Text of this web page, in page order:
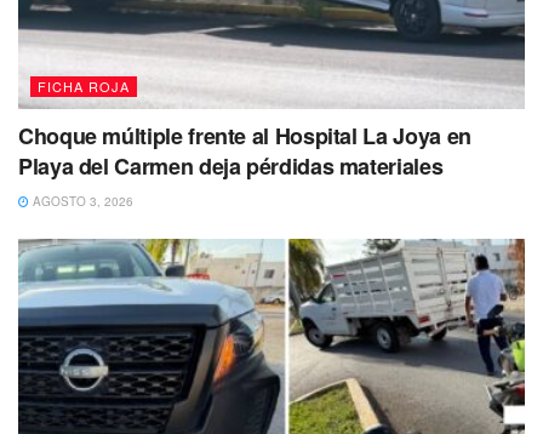
FICHA ROJA
Choque múltiple frente al Hospital La Joya en
Playa del Carmen deja pérdidas materiales
AGOSTO 3, 2026